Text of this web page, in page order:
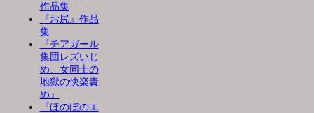
作品集
『お尻』作品
集
『チアガール
集団レズいじ
め、女同士の
地獄の快楽責
め』
『ほのぼのエ